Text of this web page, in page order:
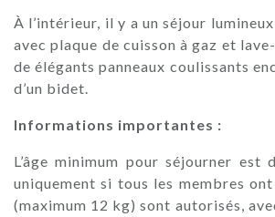
À l’intérieur, il y a un séjour
avec plaque de cuisson à gaz et
de élégants panneaux coulissants
d’un bidet.
Informations importantes :
L’âge minimum pour séjourner
uniquement si tous les membres
(maximum 12 kg) sont autorisés,